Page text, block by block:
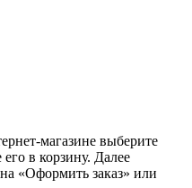
магазине выберите
в корзину. Далее
«Оформить заказ» или